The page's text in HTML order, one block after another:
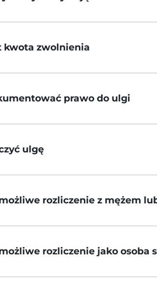
kwota zwolnienia
prawo do ulgi
ulgę
rozliczenie z mężem
rozliczenie jako